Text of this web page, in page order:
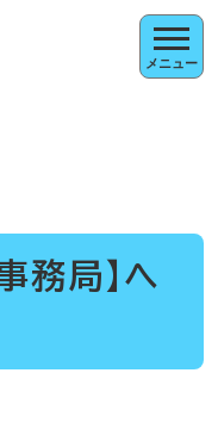
メニュー
務局】へ